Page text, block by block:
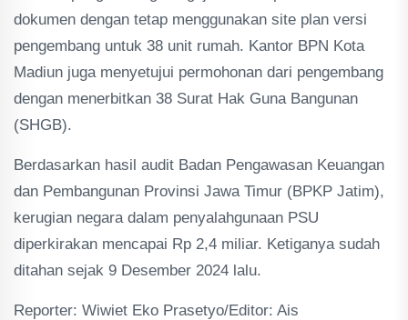
dokumen dengan tetap menggunakan site plan versi
pengembang untuk 38 unit rumah. Kantor BPN Kota
Madiun juga menyetujui permohonan dari pengembang
dengan menerbitkan 38 Surat Hak Guna Bangunan
(SHGB).
Berdasarkan hasil audit Badan Pengawasan Keuangan
dan Pembangunan Provinsi Jawa Timur (BPKP Jatim),
kerugian negara dalam penyalahgunaan PSU
diperkirakan mencapai Rp 2,4 miliar. Ketiganya sudah
ditahan sejak 9 Desember 2024 lalu.
Reporter: Wiwiet Eko Prasetyo/Editor: Ais